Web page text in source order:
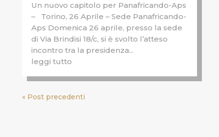
Un nuovo capitolo per Panafricando-Aps
– Torino, 26 Aprile – Sede Panafricando-
Aps Domenica 26 aprile, presso la sede
di Via Brindisi 18/c, si è svolto l’atteso
incontro tra la presidenza...
leggi tutto
« Post precedenti